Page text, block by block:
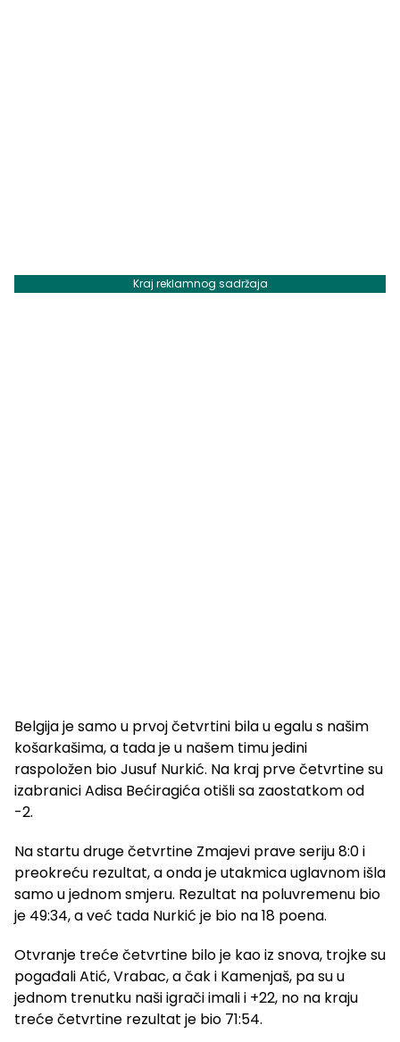
Kraj reklamnog sadržaja
Belgija je samo u prvoj četvrtini bila u egalu s našim
košarkašima, a tada je u našem timu jedini
raspoložen bio Jusuf Nurkić. Na kraj prve četvrtine su
izabranici Adisa Bećiragića otišli sa zaostatkom od
-2.
Na startu druge četvrtine Zmajevi prave seriju 8:0 i
preokreću rezultat, a onda je utakmica uglavnom išla
samo u jednom smjeru. Rezultat na poluvremenu bio
je 49:34, a već tada Nurkić je bio na 18 poena.
Otvranje treće četvrtine bilo je kao iz snova, trojke su
pogađali Atić, Vrabac, a čak i Kamenjaš, pa su u
jednom trenutku naši igrači imali i +22, no na kraju
treće četvrtine rezultat je bio 71:54.